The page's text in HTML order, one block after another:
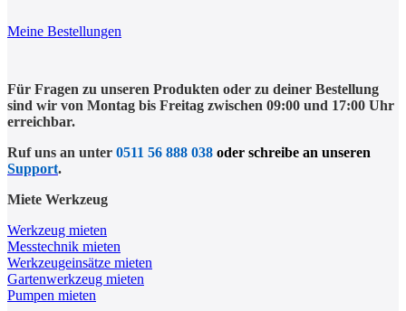
Meine Bestellungen
Für Fragen zu unseren Produkten oder zu deiner Bestellung
sind wir von Montag bis Freitag zwischen 09:00 und 17:00 Uhr
erreichbar.
Ruf uns an unter 0511 56 888 038 oder schreibe an unseren
Support.
Miete Werkzeug
Werkzeug mieten
Messtechnik mieten
Werkzeugeinsätze mieten
Gartenwerkzeug mieten
Pumpen mieten